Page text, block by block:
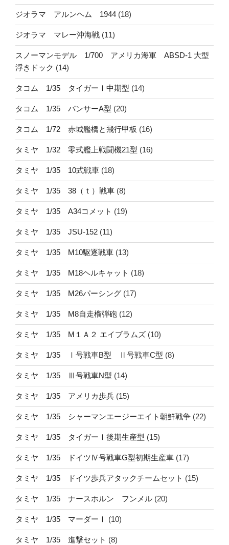
ジオラマ アルンヘム 1944 (18)
ジオラマ マレー沖海戦 (11)
スノーマンモデル 1/700 アメリカ海軍 ABSD-1 大型
浮きドック (14)
タコム 1/35 タイガーⅠ中期型 (14)
タコム 1/35 パンサーA型 (20)
タコム 1/72 赤城艦橋と飛行甲板 (16)
タミヤ 1/32 零式艦上戦闘機21型 (16)
タミヤ 1/35 10式戦車 (18)
タミヤ 1/35 38（ｔ）戦車 (8)
タミヤ 1/35 A34コメット (19)
タミヤ 1/35 JSU-152 (11)
タミヤ 1/35 M10駆逐戦車 (13)
タミヤ 1/35 M18ヘルキャット (18)
タミヤ 1/35 M26パーシング (17)
タミヤ 1/35 M8自走榴弾砲 (12)
タミヤ 1/35 M１Ａ２ エイブラムズ (10)
タミヤ 1/35 Ⅰ号戦車B型 Ⅱ号戦車C型 (8)
タミヤ 1/35 Ⅲ号戦車N型 (14)
タミヤ 1/35 アメリカ歩兵 (15)
タミヤ 1/35 シャーマンエージーエイト朝鮮戦争 (22)
タミヤ 1/35 タイガーⅠ後期生産型 (15)
タミヤ 1/35 ドイツⅣ号戦車G型初期生産車 (17)
タミヤ 1/35 ドイツ歩兵アタックチームセット (15)
タミヤ 1/35 ナースホルン フンメル (20)
タミヤ 1/35 マーダーⅠ (10)
タミヤ 1/35 進撃セット (8)